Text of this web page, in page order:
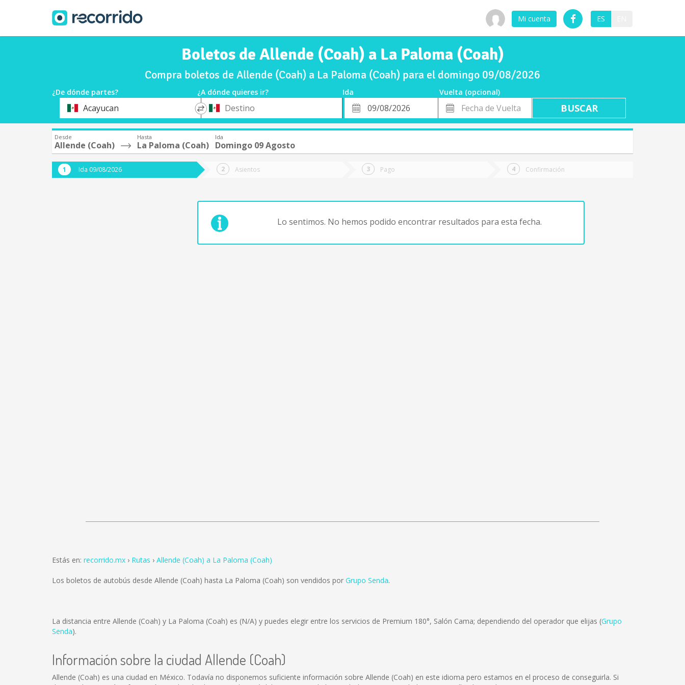
Mi cuenta ES
Boletos de Allende (Coah) a La Paloma (Coah)
Compra boletos de Allende (Coah) a La Paloma (Coah) para el domingo 09/08/2026
¿De dónde partes? ¿A dónde quieres ir? Ida
Vuelta (opcional)
OrigenAcayucan
*
Destino
Fecha
de
Fecha
de
Vuelta
Desde
Allende (Coah)
Hasta
La Paloma (Coah)
Ida
Domingo 09 Agosto
Ida 09/08/2026 Asientos Pago Confirmación
Lo sentimos. No hemos podido encontrar resultados para esta fecha.
Estás en: recorrido.mx Rutas Allende (Coah) a La Paloma (Coah)
Los boletos de autobús desde Allende (Coah) hasta La Paloma (Coah) son vendidos por Grupo Senda.
La distancia entre Allende (Coah) y La Paloma (Coah) es (N/A) y puedes elegir entre los servicios de Premium 180°, Salón Cama; dependiendo del operador que elijas (Grupo
Senda).
Información sobre la ciudad Allende (Coah)
Allende (Coah) es una ciudad en México. Todavía no disponemos suficiente información sobre Allende (Coah) en este idioma pero estamos en el proceso de conseguirla. Si